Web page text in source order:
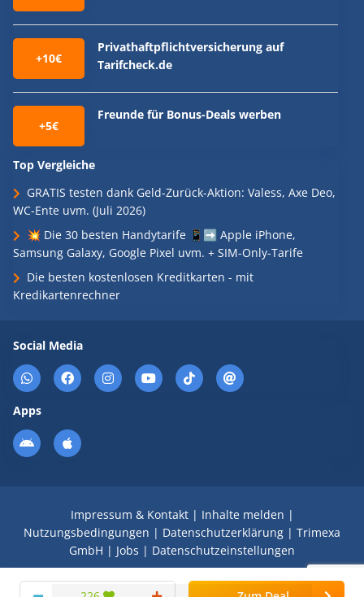
+10€
Privathaftpflichtversicherung auf
Tarifcheck.de
+5€
Freunde für Bonus-Deals werben
Top Vergleiche
GRATIS testen dank Geld-Zurück-Aktion: Valess, Axe Deo,
WC-Ente uvm. (Juli 2026)
💥 Die 30 besten Handytarife 📱➡️ Apple iPhone,
Samsung Galaxy, Google Pixel uvm. + SIM-Only-Tarife
Die besten kostenlosen Kreditkarten - mit
Kredikartenrechner
Social Media
Apps
Impressum & Kontakt| Inhalte melden |
Nutzungsbedingungen | Datenschutzerklärung | Trimexa
GmbH | Jobs | Datenschutzeinstellungen
© 2008 - 2026 Schnäppchen Blog mit Doktortitel -